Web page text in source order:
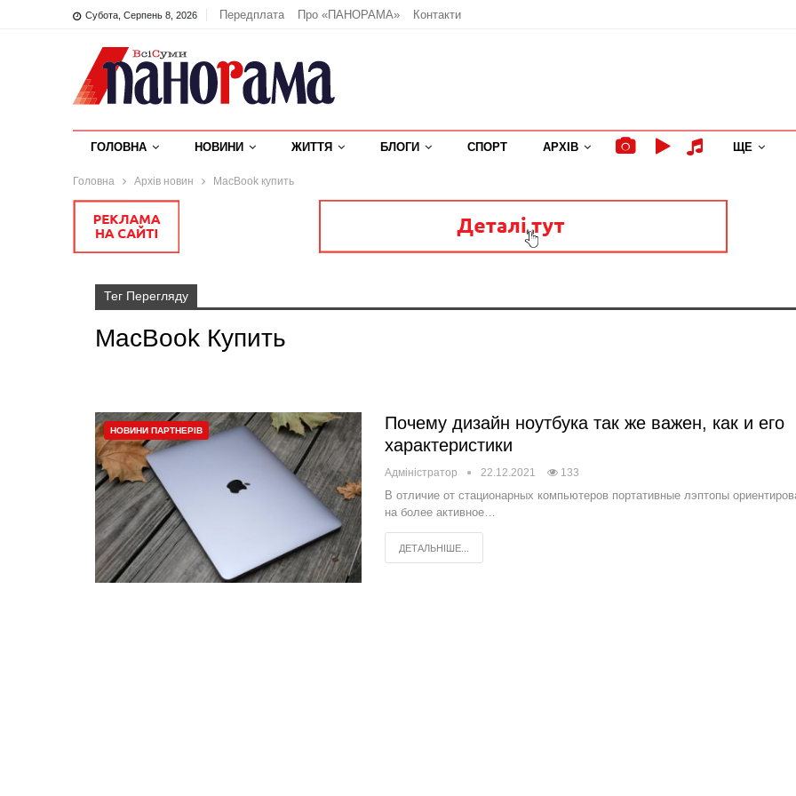
Субота, Серпень 8, 2026 Передплата Про «ПАНОРАМА» Контакти
ГОЛОВНА НОВИНИ ЖИТТЯ БЛОГИ СПОРТ АРХІВ ЩЕ
Головна Архів новин MacBook купить
Тег Перегляду
MacBook Купить
НОВИНИ ПАРТНЕРІВ
Почему дизайн ноутбука так же важен, как и его
характеристики
Адміністратор 22.12.2021 133
В отличие от стационарных компьютеров портативные лэптопы
на более активное…
ДЕТАЛЬНІШЕ...